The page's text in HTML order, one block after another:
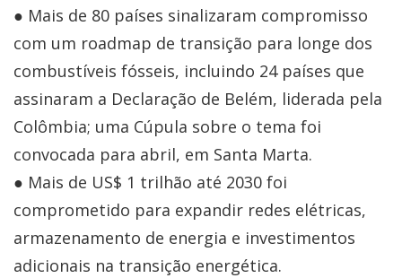
● Mais de 80 países sinalizaram compromisso
com um roadmap de transição para longe dos
combustíveis fósseis, incluindo 24 países que
assinaram a Declaração de Belém, liderada pela
Colômbia; uma Cúpula sobre o tema foi
convocada para abril, em Santa Marta.
● Mais de US$ 1 trilhão até 2030 foi
comprometido para expandir redes elétricas,
armazenamento de energia e investimentos
adicionais na transição energética.